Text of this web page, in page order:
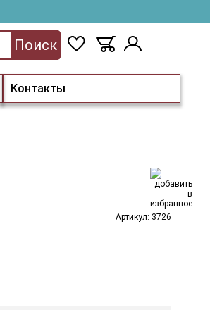
Контакты
Поиск
Артикул: 3726